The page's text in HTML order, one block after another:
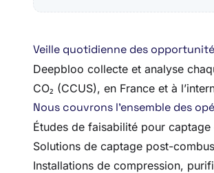
Veille quotidienne des
Deepbloo collecte et analyse
CO₂ (CCUS), en France et à
Nous couvrons l’ensemble des
Études de faisabilité pour
Solutions de captage post-
Installations de compression,